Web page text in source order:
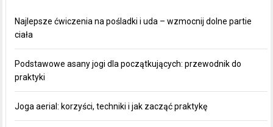
Najlepsze ćwiczenia na pośladki i uda – wzmocnij dolne partie
ciała
Podstawowe asany jogi dla początkujących: przewodnik do
praktyki
Joga aerial: korzyści, techniki i jak zacząć praktykę